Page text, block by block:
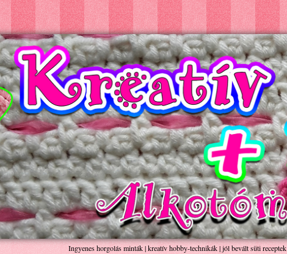
Ingyenes horgolás minták | kreatív hobby-technikák | jól bevált süti receptek